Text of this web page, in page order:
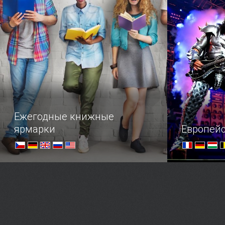
Получить бурю эмоций,
полюбоваться на красочные
парады, окунуться в самобытные
традиции народов мира и даже
поучаствовать в праздничных
шествиях можно, посетив один из
карнавалов, которые проходят в
разных уголках нашей планеты,
поэтому дерзайте!
Настоящие
из бороды
чего
Ежегодные книжные
ярмарки